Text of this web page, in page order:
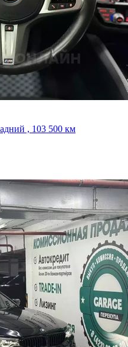
, 103 500 км